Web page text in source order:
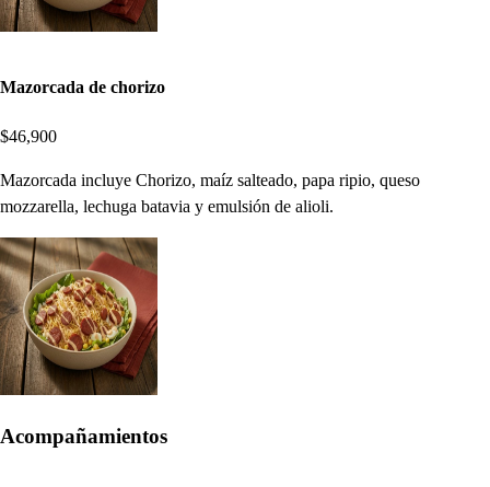
Mazorcada de chorizo
$46,900
Mazorcada incluye Chorizo, maíz salteado, papa ripio, queso
mozzarella, lechuga batavia y emulsión de alioli.
Acompañamientos